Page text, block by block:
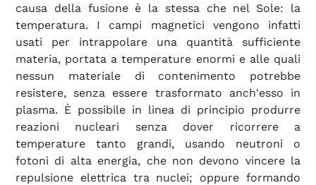
causa della fusione è la stessa che nel Sole: la
temperatura. I campi magnetici vengono infatti
usati per intrappolare una quantità sufficiente
materia, portata a temperature enormi e alle quali
nessun materiale di contenimento potrebbe
resistere, senza essere trasformato anch'esso in
plasma. È possibile in linea di principio produrre
reazioni nucleari senza dover ricorrere a
temperature tanto grandi, usando neutroni o
fotoni di alta energia, che non devono vincere la
repulsione elettrica tra nuclei; oppure formando